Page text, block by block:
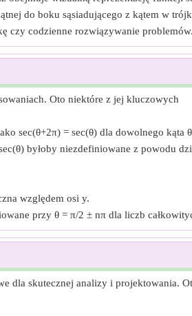
do boku sąsiadującego z kątem w
czy codzienne rozwiązywanie problemów.
Oto niektóre z jej kluczowych
sec(θ+2π) = sec(θ) dla dowolnego kąta
byłoby niezdefiniowane z powodu
względem osi y.
przy θ = π/2 ± nπ dla liczb
dla skutecznej analizy i projektowania.